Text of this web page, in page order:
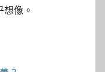
像。